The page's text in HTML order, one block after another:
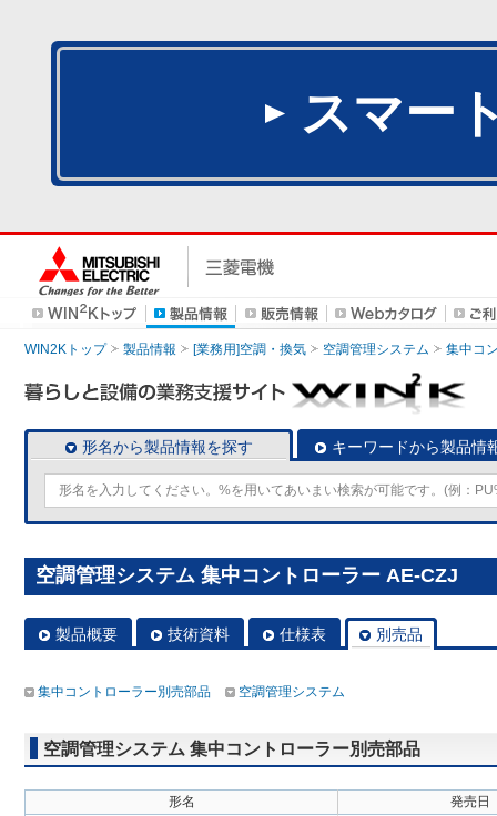
スマー
WIN2Kトップ 製品情報 [業務用]空調・換気 空調管理システム 集中コ
形名から製品情報を探す キーワードから製品情
空調管理システム 集中コントローラー AE-CZJ
製品概要 技術資料 仕様表 別売品
集中コントローラー別売部品 空調管理システム
空調管理システム 集中コントローラー別売部品
形名
発売日